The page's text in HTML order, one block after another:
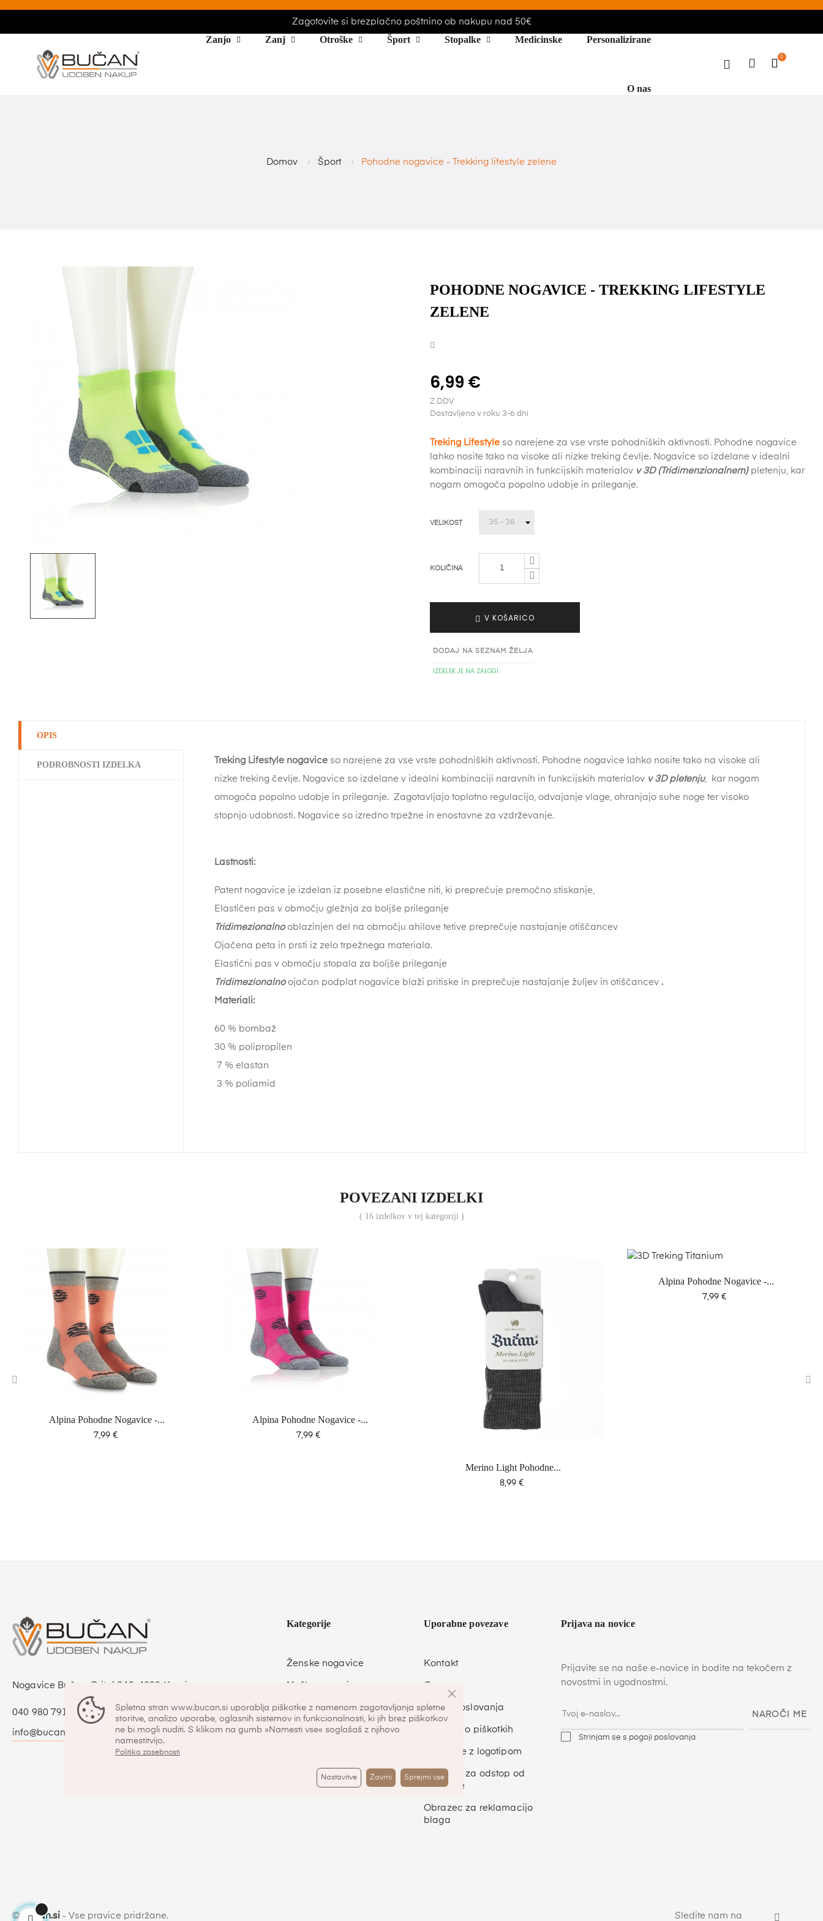
Spletna stran www.bucan.si uporablja piškotke z namenom zagotavljanja spletne
storitve, analizo uporabe, oglasnih sistemov in funkcionalnosti, ki jih brez piškotkov
ne bi mogli nuditi. S klikom na gumb »Namesti vse« soglašaš z njihovo
namestitvijo.
Politika zasebnosti
Nastavitve Zavrni Sprejmi vse
Zagotovite si brezplačno poštnino ob nakupu nad 50€
Zanjo Zanj Otroške Šport Stopalke Medicinske Personalizirane
O nas
0
Domov Šport Pohodne nogavice - Trekking lifestyle zelene
POHODNE NOGAVICE - TREKKING LIFESTYLE
ZELENE
6,99 €
Z DDV
Dostavljeno v roku 3-6 dni
Treking Lifestyle so narejene za vse vrste pohodniških aktivnosti. Pohodne nogavice
lahko nosite tako na visoke ali nizke treking čevlje. Nogavice so izdelane v idealni
kombinaciji naravnih in funkcijskih materialov v 3D (Tridimenzionalnem)pletenju, kar
nogam omogoča popolno udobje in prileganje.
VELIKOST
KOLIČINA
V KOŠARICO
DODAJ NA SEZNAM ŽELJA
IZDELEK JE NA ZALOGI
OPIS
PODROBNOSTI IZDELKA Treking Lifestyle nogavice so narejene za vse vrste pohodniških aktivnosti. Pohodne nogavice lahko nosite tako na visoke ali
nizke treking čevlje. Nogavice so izdelane v idealni kombinaciji naravnih in funkcijskih materialov v 3D pletenju, kar nogam
omogoča popolno udobje in prileganje. Zagotavljajo toplotno regulacijo, odvajanje vlage, ohranjajo suhe noge ter visoko
stopnjo udobnosti. Nogavice so izredno trpežne in enostavne za vzdrževanje.
Lastnosti:
Patent nogavice je izdelan iz posebne elastične niti, ki preprečuje premočno stiskanje,
Elastičen pas v območju gležnja za boljše prileganje
Tridimezionalnooblazinjen del na območju ahilove tetive preprečuje nastajanje otiščancev
Ojačena peta in prsti iz zelo trpežnega materiala.
Elastični pas v območju stopala za boljše prileganje
Tridimezionalnoojačan podplat nogavice blaži pritiske in preprečuje nastajanje žuljev in otiščancev .
Materiali:
60 % bombaž
30 % polipropilen
7 % elastan
3 % poliamid
POVEZANI IZDELKI
( 16 izdelkov v tej kategoriji )
Alpina Pohodne Nogavice -...
Cena
7,99 €
Alpina Pohodne Nogavice -...
Cena
7,99 €
Merino Light Pohodne...
Cena
8,99 €
Alpina Pohodne Nogavice -...
Cena
7,99 €
Nogavice Bučan, Britof 240, 4000 Kranj
040 980 791
info@bucan.si
Kategorije
Ženske nogavice
Moške nogavice
Otroške nogavice
Športne nogavice
Uporabne povezave
Kontakt
O nas
Pogoji poslovanja
Pravilnik o piškotkih
Nogavice z logotipom
Obrazec za odstop od
pogodbe
Obrazec za reklamacijo
blaga
Prijava na novice
Prijavite se na naše e-novice in bodite na tekočem z
novostmi in ugodnostmi.
NAROČI ME
Strinjam se s pogoji poslovanja
© bucan.si - Vse pravice pridržane. Sledite nam na